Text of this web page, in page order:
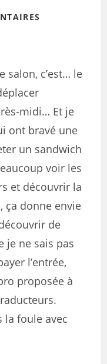
salon, c’est… le
midi… Et je
ont bravé une
un sandwich
voir les
et découvrir la
ça donne envie
de
je ne sais pas
l’entrée,
proposée à
la foule avec